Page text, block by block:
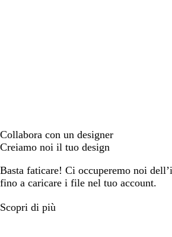
Collabora con un designer
Creiamo noi il tuo design
Basta faticare! Ci occuperemo noi
fino a caricare i file nel tuo account.
Scopri di più